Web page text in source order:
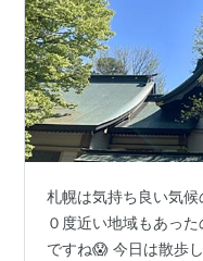
札幌は気持ち良い気
０度近い地域もあっ
ですね😱 今日は散歩